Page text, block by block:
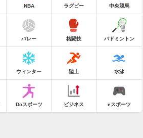
NBA ラグビー 中央競馬
バレー 格闘技 バドミントン
ウィンター 陸上 水泳
Doスポーツ ビジネス eスポーツ